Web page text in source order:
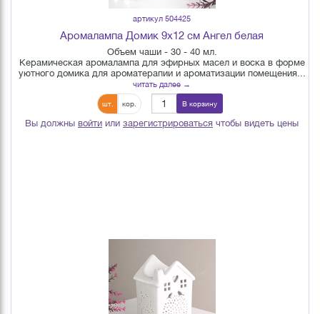
артикул 504425
Аромалампа Домик 9х12 см Ангел белая
Объем чаши - 30 - 40 мл.
Керамическая аромалампа для эфирных масел и воска в форме
уютного домика для ароматерапии и ароматизации помещения...
читать далее →
шт. кор. В корзину
Вы должны войти или зарегистрироваться чтобы видеть цены